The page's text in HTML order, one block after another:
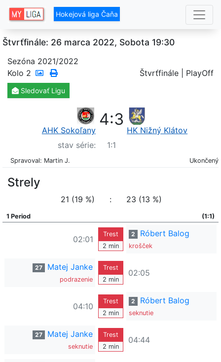
Hokejová liga Čaňa
Štvrťfinále: 26 marca 2022, Sobota 19:30
Sezóna 2021/2022
Kolo 2 Štvrťfinále | PlayOff
Sledovať Ligu
AHK Sokoľany
4:3
HK Nižný Klátov
stav série:
1:1
Spravoval: Martin J. Ukončený
Strely
21 (19 %) : 23 (13 %)
1 Period (1:1)
02:01
Trest
2 min
2 Róbert Balog
krošček
27 Matej Janke
podrazenie
Trest
2 min
02:05
04:10
Trest
2 min
2 Róbert Balog
seknutie
27 Matej Janke
seknutie
Trest
2 min
04:44